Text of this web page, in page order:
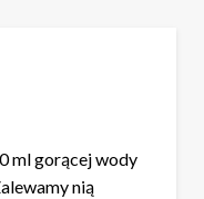
ml gorącej wody
nią